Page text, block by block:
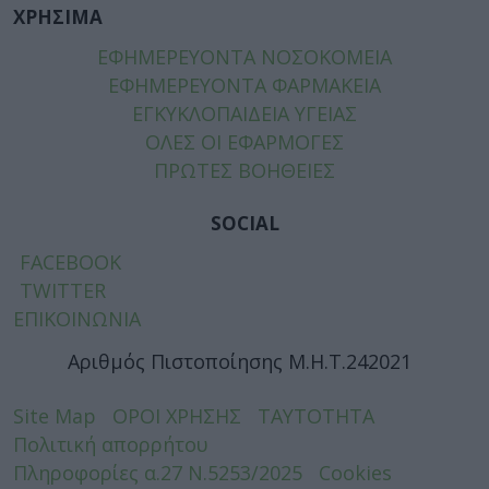
ΧΡΗΣΙΜΑ
ΕΦΗΜΕΡΕΥΟΝΤΑ ΝΟΣΟΚΟΜΕΙΑ
ΕΦΗΜΕΡΕΥΟΝΤΑ ΦΑΡΜΑΚΕΙΑ
ΕΓΚΥΚΛΟΠΑΙΔΕΙΑ ΥΓΕΙΑΣ
ΟΛΕΣ ΟΙ ΕΦΑΡΜΟΓΕΣ
ΠΡΩΤΕΣ ΒΟΗΘΕΙΕΣ
SOCIAL
FACEBOOK
TWITTER
ΕΠΙΚΟΙΝΩΝΙΑ
Αριθμός Πιστοποίησης Μ.Η.Τ.242021
Site Map ΟΡΟΙ ΧΡΗΣΗΣ
ΤΑΥΤΟΤΗΤΑ
Πολιτική απορρήτου
Πληροφορίες α.27 Ν.5253/2025
Cookies